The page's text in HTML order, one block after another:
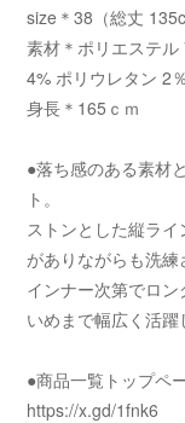
size＊38（総丈
素材＊ポリエステ
4% ポリウレタン 2％
身長＊165ｃｍ
●落ち感のある素材
ト。
ストンとした縦ラ
がありながらも洗練
インナー次第でロ
いめまで幅広く活躍
●商品一覧トップペ
https://x.gd/1fnk6